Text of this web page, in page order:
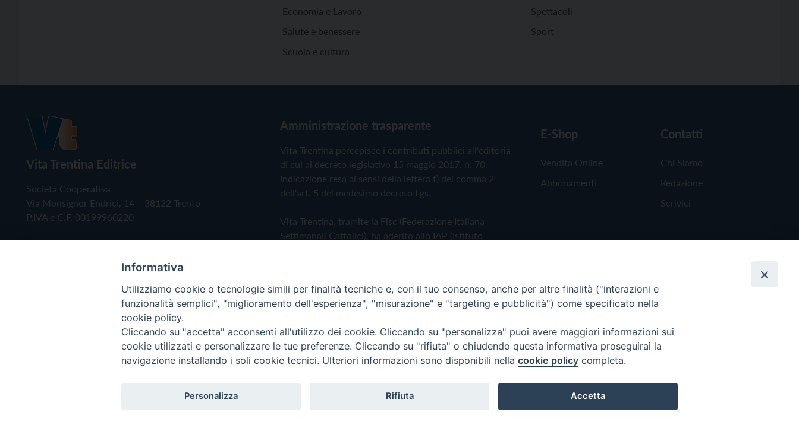
Economia e Lavoro
Salute e benessere
Scuola e cultura
Spettacoli
Sport
Vita Trentina Editrice
Società Cooperativa
Via Monsignor Endrici, 14 – 38122 Trento
P.IVA e C.F. 00199960220
Amministrazione trasparente
Vita Trentina percepisce i contributi pubblici all'editoria
di cui al decreto legislativo 15 maggio 2017, n. 70.
Indicazione resa ai sensi della lettera f) del comma 2
dell'art. 5 del medesimo decreto Lgs.
Vita Trentina, tramite la Fisc (Federazione Italiana
Settimanali Cattolici), ha aderito allo IAP (Istituto
Privacy Policy Cookie Policy
E-Shop
Vendita Online
Abbonamenti
Contatti
Chi Siamo
Redazione
Scrivici
Copyright © 2019 - Tutti i diritti riservati - Vita Trentina Editrice
Informativa
Utilizziamo cookie o tecnologie simili per finalità tecniche e, con il tuo consenso, anche per altre finalità ("interazioni e
funzionalità semplici", "miglioramento dell'esperienza", "misurazione" e "targeting e pubblicità") come specificato nella
cookie policy.
Cliccando su "accetta" acconsenti all'utilizzo dei cookie. Cliccando su "personalizza" puoi avere maggiori informazioni sui
cookie utilizzati e personalizzare le tue preferenze. Cliccando su "rifiuta" o chiudendo questa informativa proseguirai la
navigazione installando i soli cookie tecnici. Ulteriori informazioni sono disponibili nella cookie policy completa.
Personalizza Rifiuta Accetta